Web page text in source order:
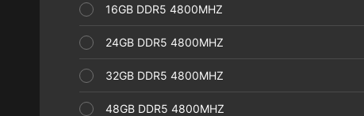
16GB DDR5 4800MHZ
24GB DDR5 4800MHZ
32GB DDR5 4800MHZ
48GB DDR5 4800MHZ